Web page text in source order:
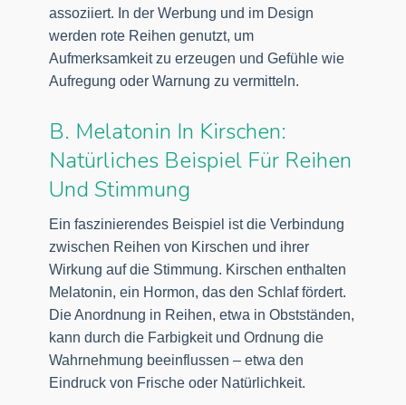
assoziiert. In der Werbung und im Design
werden rote Reihen genutzt, um
Aufmerksamkeit zu erzeugen und Gefühle wie
Aufregung oder Warnung zu vermitteln.
B. Melatonin In Kirschen:
Natürliches Beispiel Für Reihen
Und Stimmung
Ein faszinierendes Beispiel ist die Verbindung
zwischen Reihen von Kirschen und ihrer
Wirkung auf die Stimmung. Kirschen enthalten
Melatonin, ein Hormon, das den Schlaf fördert.
Die Anordnung in Reihen, etwa in Obstständen,
kann durch die Farbigkeit und Ordnung die
Wahrnehmung beeinflussen – etwa den
Eindruck von Frische oder Natürlichkeit.